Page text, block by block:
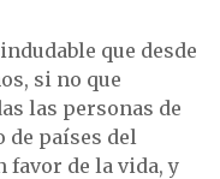
que desde
si no que
las personas de
de países del
favor de la vida, y